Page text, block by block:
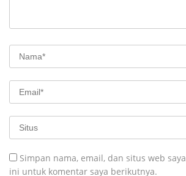
Simpan nama, email, dan situs web
ini untuk komentar saya berikutnya.